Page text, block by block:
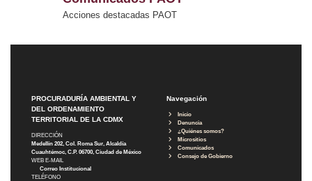
Acciones destacadas PAOT
PROCURADURÍA AMBIENTAL Y
DEL ORDENAMIENTO
TERRITORIAL DE LA CDMX
DIRECCIÓN
Medellín 202, Col. Roma Sur, Alcaldía
Cuauhtémoc, C.P. 06700, Ciudad de México
WEB E-MAIL
Correo Institucional
TELÉFONO
Navegación
Inicio
Denuncia
¿Quiénes somos?
Micrositios
Comunicados
Consejo de Gobierno